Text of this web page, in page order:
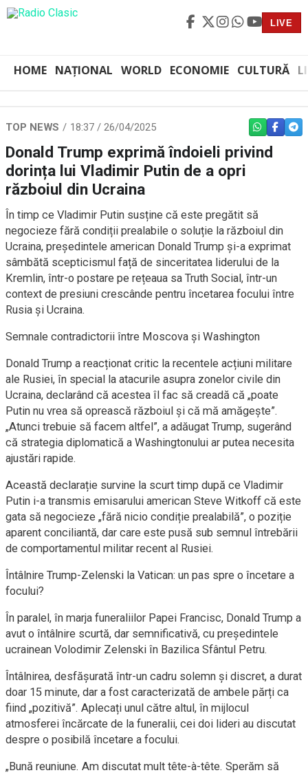
LIVE
HOME NAȚIONAL WORLD ECONOMIE CULTURĂ
TOP NEWS 18:37 / 26/04/2025 WHATSAPP
Donald Trump exprimă îndoieli privind
dorința lui Vladimir Putin de a opri
războiul din Ucraina
În timp ce Vladimir Putin susține că este pregătit să
negocieze fără condiții prealabile o soluție la războiul din
Ucraina, președintele american Donald Trump și-a exprimat
sâmbătă scepticismul față de sinceritatea liderului de la
Kremlin, într-o postare pe rețeaua sa Truth Social, într-un
context de presiuni crescânde pentru încetarea focului între
Rusia și Ucraina.
Semnale contradictorii între Moscova și Washington
Donald Trump a reacționat critic la recentele acțiuni militare
ale Rusiei, în special la atacurile asupra zonelor civile din
Ucraina, declarând că acestea îl fac să creadă că „poate
Putin nu vrea să oprească războiul și că mă amăgește”.
„Atunci trebuie să facem altfel”, a adăugat Trump, sugerând
că strategia diplomatică a Washingtonului ar putea necesita
ajustări rapide.
Această declarație survine la scurt timp după ce Vladimir
Putin i-a transmis emisarului american Steve Witkoff că este
gata să negocieze „fără nicio condiție prealabilă”, o poziție
aparent conciliantă, dar care este pusă sub semnul întrebării
de comportamentul militar recent al Rusiei.
Întâlnire Trump-Zelenski la Vatican: un pas spre o încetare a
focului?
În paralel, în marja funeraliilor Papei Francisc, Donald Trump a
avut o întâlnire scurtă, dar semnificativă, cu președintele
ucrainean Volodimir Zelenski în Bazilica Sfântul Petru.
Întâlnirea, desfășurată într-un cadru solemn și discret, a durat
doar 15 minute, dar a fost caracterizată de ambele părți ca
fiind „pozitivă”. Aplecați unul către altul, în mijlocul
atmosferei încărcate de la funeralii, cei doi lideri au discutat
despre o posibilă încetare a focului.
„Bună reuniune. Am discutat mult tête-à-tête. Sperăm să